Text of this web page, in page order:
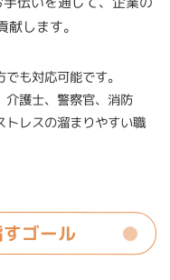
します。
も対応可能です。
介護士、警察官、消防
トレスの溜まりやすい職
ゴール